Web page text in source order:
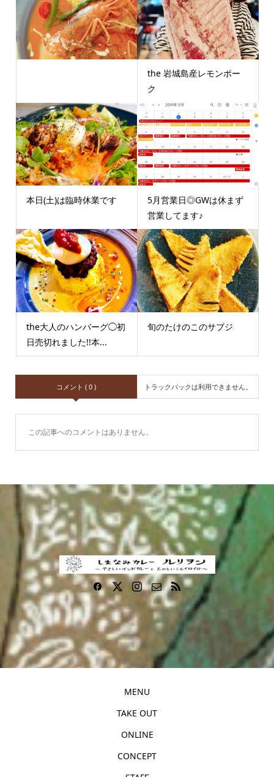
the 岩城島産レモンポー
ク
本日(土)は臨時休業です
5月営業日◎GWは休まず
営業してます♪
the大人のハンバーグ◯初
日売切れました!!本...
旬のたけのこのサブジ
コメント ( 0 ) トラックバックは利用できません。
この記事へのコメントはありません。
MENU
TAKE OUT
ONLINE
CONCEPT